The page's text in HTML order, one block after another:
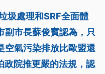
圾處理和SRF全面體
副市長蘇俊賓認為，只
空氣污染排放比歐盟還
政院推更嚴的法規，認